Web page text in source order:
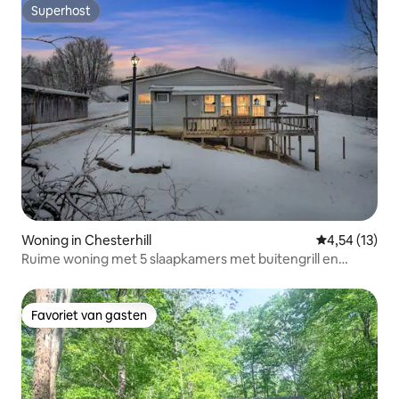
Superhost
Superhost
Woning in Chesterhill Gemiddelde
4,54 (13)
Ruime woning met 5 slaapkamers met buitengrill en
Favoriet van gasten
Favoriet van gasten